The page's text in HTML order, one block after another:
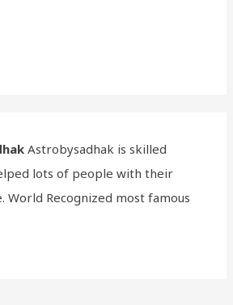
Astrobysadhak is skilled
lots of people with their
World Recognized most famous